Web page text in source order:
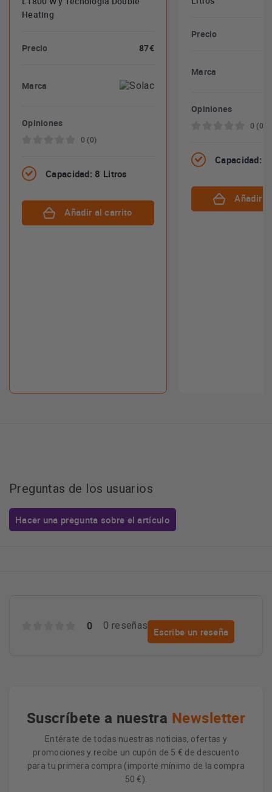
Heating
Precio 87€
Marca
Opiniones
0 (0)
Capacidad: 8 Litros
Añadir al carrito
Precio
Marca
Opiniones
0 (0)
Capacidad:
Añadir
Preguntas de los usuarios
Hacer una pregunta sobre el artículo
0 0 reseñas
Escribe un reseña
Suscríbete a nuestra Newsletter
Entérate de todas nuestras noticias, ofertas y
promociones y recibe un cupón de 5 € de descuento
para tu primera compra (importe mínimo de la compra
50 €).